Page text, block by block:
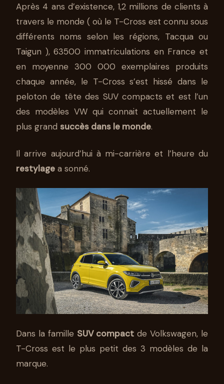
Après 4 ans d’existence, 1,2 millions de clients à
travers le monde ( où le T-Cross est connu sous
différents noms selon les régions, Tacqua ou
Taigun ), 63500 immatriculations en France et
en moyenne 300 000 exemplaires produits
chaque année, le T-Cross s’est hissé dans le
peloton de tête des SUV compacts et est l’un
des modèles VW qui connait actuellement le
plus grand succès dans le monde.
Il arrive aujourd’hui à mi-carrière et l’heure du
restylage a sonné.
Dans la famille SUV compact de Volkswagen, le
T-Cross est le plus petit des 3 modèles de la
marque.